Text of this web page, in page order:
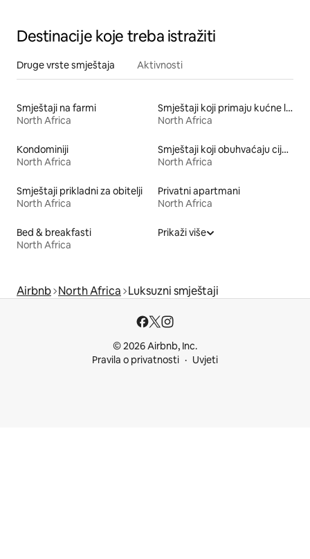
Destinacije koje treba istražiti
Druge vrste smještaja Aktivnosti
Smještaji na farmi
North Africa
Smještaji koji primaju kućne ljubimce
North Africa
Kondominiji
North Africa
Smještaji koji obuhvaćaju cijeli kat
North Africa
Smještaji prikladni za obitelji
North Africa
Privatni apartmani
North Africa
Bed & breakfasti
North Africa
Prikaži više
Airbnb North Africa Luksuzni smještaji
© 2026 Airbnb, Inc.
Pravila o privatnosti
Uvjeti